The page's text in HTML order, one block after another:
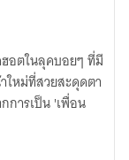
อตในลุคบอยๆ ที่มี
ใหม่ที่สวยสะดุดตา
การเป็น 'เพื่อน